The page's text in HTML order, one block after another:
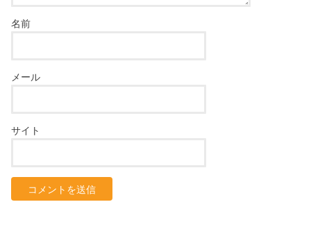
名前
メール
サイト